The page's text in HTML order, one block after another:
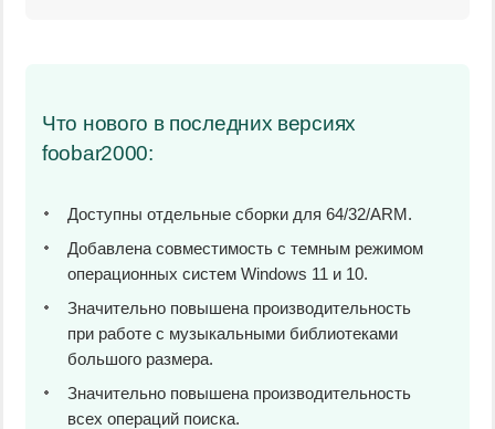
Что нового в последних версиях
foobar2000:
Доступны отдельные сборки для 64/32/ARM.
Добавлена совместимость с темным режимом
операционных систем Windows 11 и 10.
Значительно повышена производительность
при работе с музыкальными библиотеками
большого размера.
Значительно повышена производительность
всех операций поиска.